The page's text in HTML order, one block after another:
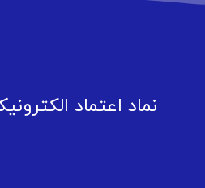
نماد اعتماد